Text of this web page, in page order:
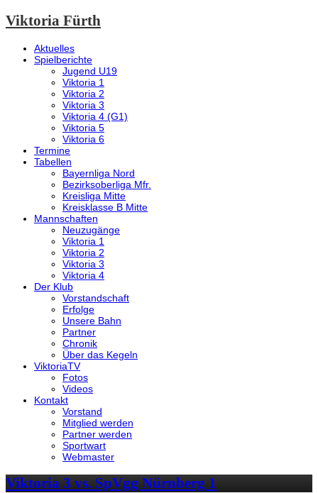
Viktoria Fürth
Aktuelles
Spielberichte
Jugend U19
Viktoria 1
Viktoria 2
Viktoria 3
Viktoria 4 (G1)
Viktoria 5
Viktoria 6
Termine
Tabellen
Bayernliga Nord
Bezirksoberliga Mfr.
Kreisliga Mitte
Kreisklasse B Mitte
Mannschaften
Neuzugänge
Viktoria 1
Viktoria 2
Viktoria 3
Viktoria 4
Der Klub
Vorstandschaft
Erfolge
Unsere Bahn
Partner
Chronik
Über das Kegeln
ViktoriaTV
Fotos
Videos
Kontakt
Vorstand
Mitglied werden
Partner werden
Sportwart
Webmaster
Viktoria 3 vs. SpVgg Nürnberg 1